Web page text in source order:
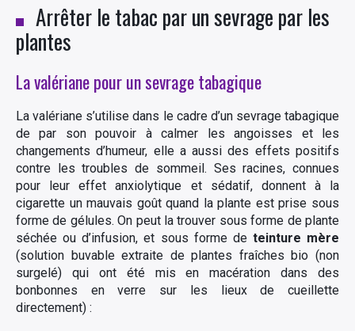
Arrêter le tabac par un sevrage par les
plantes
La valériane pour un sevrage tabagique
La valériane s’utilise dans le cadre d’un sevrage tabagique
de par son pouvoir à calmer les angoisses et les
changements d’humeur, elle a aussi des effets positifs
contre les troubles de sommeil. Ses racines, connues
pour leur effet anxiolytique et sédatif, donnent à la
cigarette un mauvais goût quand la plante est prise sous
forme de gélules. On peut la trouver sous forme de plante
séchée ou d’infusion, et sous forme de teinture mère
(solution buvable extraite de plantes fraîches bio (non
surgelé) qui ont été mis en macération dans des
bonbonnes en verre sur les lieux de cueillette
directement) :